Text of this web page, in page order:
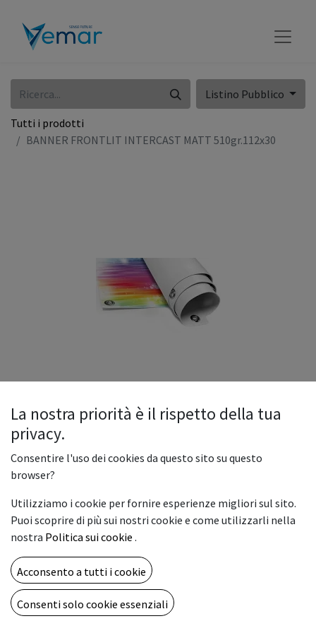
Listino Pubblico
Tutti i prodotti
BANNER FRONTLIT INTERCAST MATT 510gr.112x30
BANNER FRONTLIT INTERCAST
Banner in PVC spalmato opaco di alta qualità da 510 o 560
g/m². Superficie omogenea e molto morbida, finitura bianco
calibrata. Titolazione del filato: 1000x1000D - 20x20/inch.
Elevata stabilità e durata nel tempo, per applicazioni sia
indoor che outdoor. Resistente a temperature di utilizzo tra i
-20° e i +60°C. Stampa monofacciale Frontlit ad altissima
La nostra priorità è il rispetto della tua
privacy.
Consentire l'uso dei cookies da questo sito su questo
browser?
Utilizziamo i cookie per fornire esperienze migliori sul sito.
Puoi scoprire di più sui nostri cookie e come utilizzarli nella
nostra Politica sui cookie .
Acconsento a tutti i cookie
Consenti solo cookie essenziali